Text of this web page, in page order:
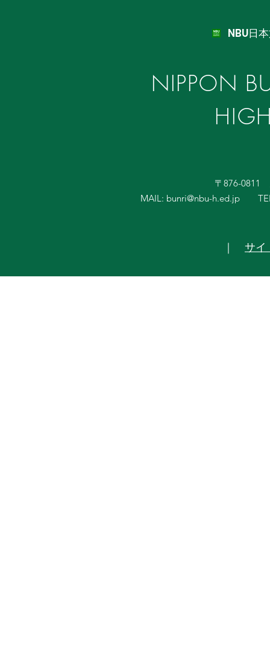
NBU日
NIPPON
〒876-0811
MAIL: bunri@nbu-h.ed.jp
｜ サイ